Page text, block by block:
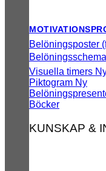
Belöningsposter
Visuella timers
Piktogram
Böcker
KUNSKAP &